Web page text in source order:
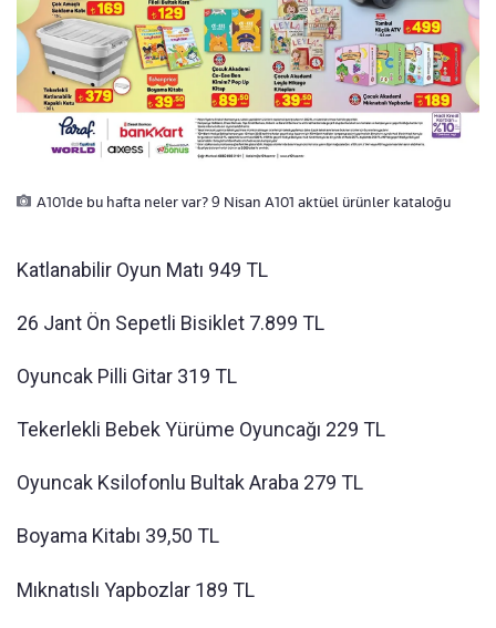
A101de bu hafta neler var? 9 Nisan A101 aktüel ürünler kataloğu
Katlanabilir Oyun Matı 949 TL
26 Jant Ön Sepetli Bisiklet 7.899 TL
Oyuncak Pilli Gitar 319 TL
Tekerlekli Bebek Yürüme Oyuncağı 229 TL
Oyuncak Ksilofonlu Bultak Araba 279 TL
Boyama Kitabı 39,50 TL
Mıknatıslı Yapbozlar 189 TL